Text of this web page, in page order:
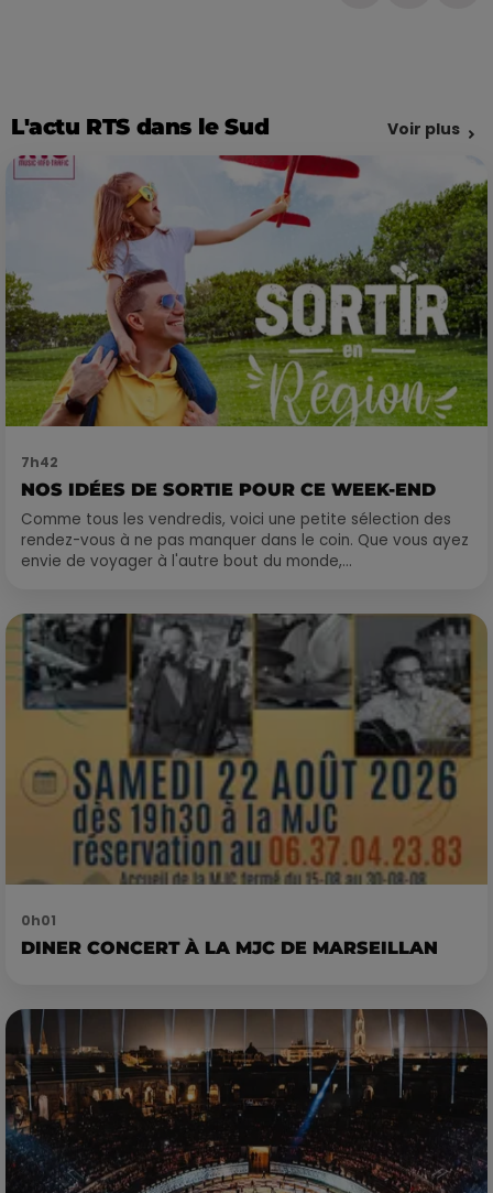
L'actu RTS dans le Sud Voir plus
7h42
NOS IDÉES DE SORTIE POUR CE WEEK-END
Comme tous les vendredis, voici une petite sélection des
rendez-vous à ne pas manquer dans le coin. Que vous ayez
envie de voyager à l'autre bout du monde,...
0h01
DINER CONCERT À LA MJC DE MARSEILLAN